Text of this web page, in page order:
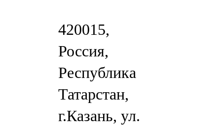
420015,
Россия,
Республика
Татарстан,
г.Казань, ул.